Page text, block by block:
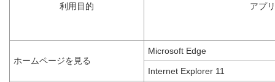
利用目的 アプ
ホームページを見る
Microsoft Edge
Internet Explorer 11